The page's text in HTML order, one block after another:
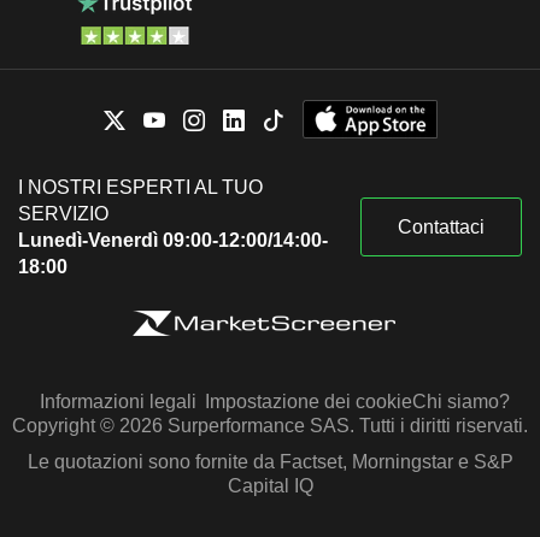
I NOSTRI ESPERTI AL TUO
SERVIZIO
Lunedì-Venerdì 09:00-12:00/14:00-
18:00
Contattaci
Informazioni legali Impostazione dei cookieChi siamo?
Copyright © 2026 Surperformance SAS. Tutti i diritti riservati.
Le quotazioni sono fornite da Factset, Morningstar e S&P
Capital IQ